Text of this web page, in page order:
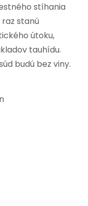
stíhania
stanú
útoku,
tauhídu.
budú bez viny.